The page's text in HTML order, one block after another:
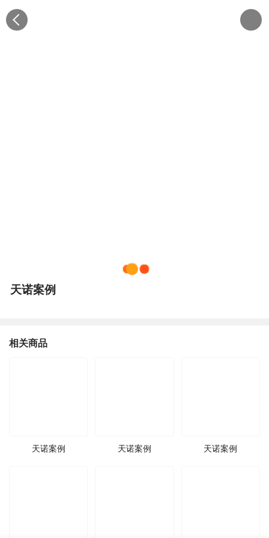
天诺案例
相关商品
天诺案例 天诺案例 天诺案例